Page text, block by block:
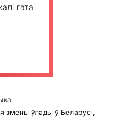
гэта
змены ўлады ў Беларусі,